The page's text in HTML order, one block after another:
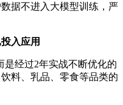
据不进入大模型训练，严
入应用
是经过2年实战不断优化的
料、乳品、零食等品类的